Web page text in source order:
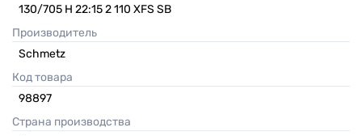
130/705 H 22:15 2 110 XFS SB
Производитель
Schmetz
Код товара
98897
Страна производства